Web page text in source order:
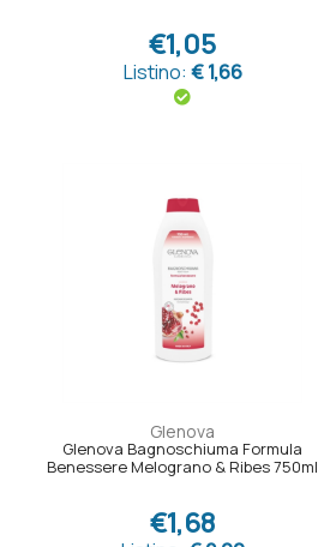
€1,05
Listino: € 1,66
Glenova
Glenova Bagnoschiuma Formula
Benessere Melograno & Ribes 750ml
€1,68